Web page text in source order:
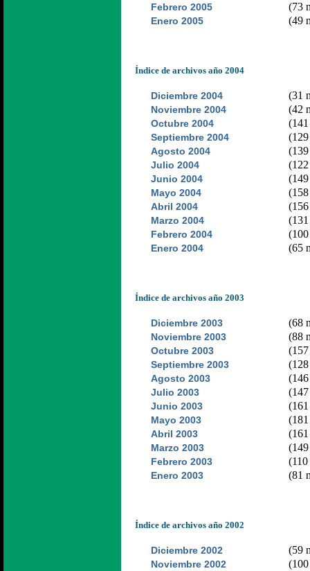
Febrero 2005 (73
Enero 2005 (49
Índice de archivos año 2004
Diciembre 2004 (31
Noviembre 2004 (42
Octubre 2004
Septiembre 2004
Agosto 2004
Julio 2004
Junio 2004
Mayo 2004
Abril 2004
Marzo 2004
Febrero 2004
Enero 2004 (65
Índice de archivos año 2003
Diciembre 2003 (68
Noviembre 2003 (88
Octubre 2003
Septiembre 2003
Agosto 2003
Julio 2003
Junio 2003
Mayo 2003
Abril 2003
Marzo 2003
Febrero 2003
Enero 2003 (81
Índice de archivos año 2002
Diciembre 2002 (59
Noviembre 2002